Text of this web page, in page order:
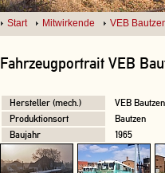
Start Mitwirkende VEB
Fahrzeugportrait VEB
Hersteller (mech.)
VEB Bautzen
Produktionsort
Bautzen
Baujahr
1965